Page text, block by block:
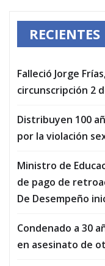
RECIENTES
Falleció Jorge
circunscripción 2
Distribuyen 100
por la violación
Ministro de
de pago de
De Desempeño
Condenado a 30
en asesinato de